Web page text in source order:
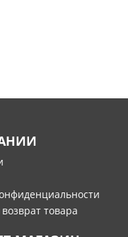
товара